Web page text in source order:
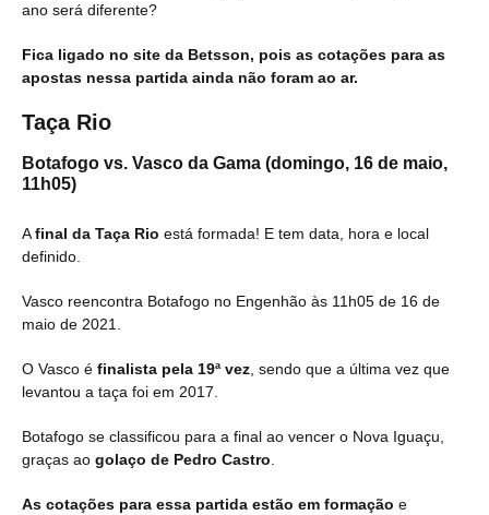
ano será diferente?
Fica ligado no site da Betsson, pois as cotações para as
apostas nessa partida ainda não foram ao ar.
Taça Rio
Botafogo vs. Vasco da Gama (domingo, 16 de maio,
11h05)
Afinal da Taça Rio está formada! E tem data, hora e local
definido.
Vasco reencontra Botafogo no Engenhão às 11h05 de 16 de
maio de 2021.
O Vasco é finalista pela 19ª vez , sendo que a última vez que
levantou a taça foi em 2017.
Botafogo se classificou para a final ao vencer o Nova Iguaçu,
graças ao golaço de Pedro Castro
As cotações para essa partida estão em formação e